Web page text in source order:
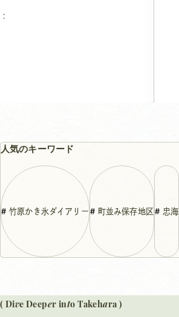
人気のキーワード
竹原かき氷ダイアリー 町並み保存地区 忠海
( Dive Deeper into Takehara )